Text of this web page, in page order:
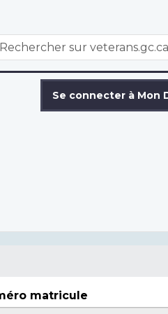
WxT
Se connecter à Mon
matricule